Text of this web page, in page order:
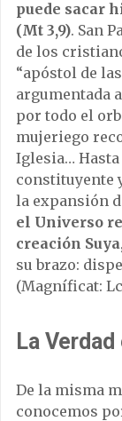
puede sacar
(Mt 3,9). San
de los
“apóstol de
argumentada
por todo el
mujeriego
Iglesia…
constituyente
la expansión
el Universo
creación
su brazo:
(Magníficat: Lc
La
De la misma
conocemos